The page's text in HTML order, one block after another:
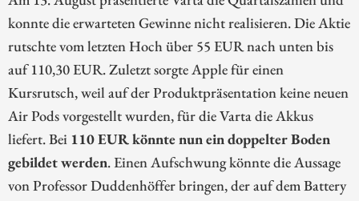
konnte die erwarteten Gewinne nicht realisieren. Die Aktie
rutschte vom letzten Hoch über 55 EUR nach unten bis
auf 110,30 EUR. Zuletzt sorgte Apple für einen
Kursrutsch, weil auf der Produktpräsentation keine neuen
Air Pods vorgestellt wurden, für die Varta die Akkus
liefert. Bei 110 EUR könnte nun ein doppelter Boden
gebildet werden. Einen Aufschwung könnte die Aussage
von Professor Duddenhöffer bringen, der auf dem Battery